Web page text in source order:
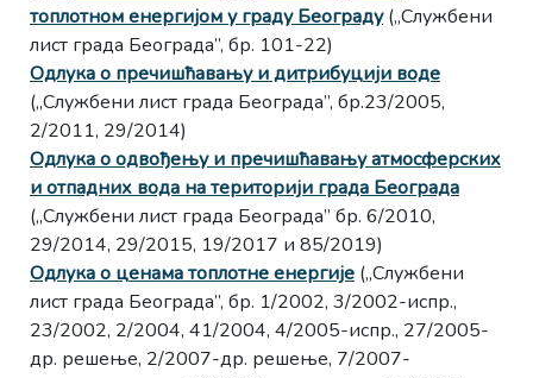
топлотном енергијом у граду Београду(„Службени
лист града Београда”, бр. 101-22)
Одлука о пречишћавању и дитрибуцији воде
(„Службени лист града Београда”, бр.23/2005,
2/2011, 29/2014)
Одлука о одвођењу и пречишћавању атмосферских
и отпадних вода на територији града Београда
(„Службени лист града Београда” бр. 6/2010,
29/2014, 29/2015, 19/2017 и 85/2019)
Одлука о ценама топлотне енергије („Службени
лист града Београда”, бр. 1/2002, 3/2002-испр.,
23/2002, 2/2004, 41/2004, 4/2005-испр., 27/2005-
др. решење, 2/2007-др. решење, 7/2007-